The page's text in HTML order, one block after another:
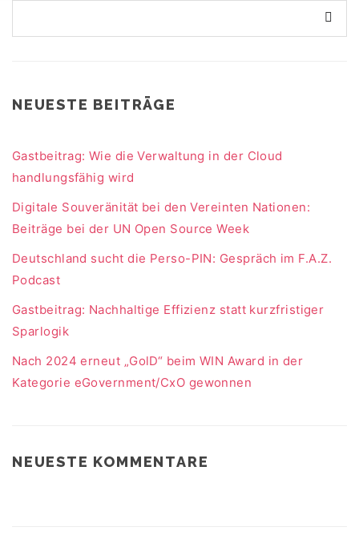
NEUESTE BEITRÄGE
Gastbeitrag: Wie die Verwaltung in der Cloud
handlungsfähig wird
Digitale Souveränität bei den Vereinten Nationen:
Beiträge bei der UN Open Source Week
Deutschland sucht die Perso-PIN: Gespräch im F.A.Z.
Podcast
Gastbeitrag: Nachhaltige Effizienz statt kurzfristiger
Sparlogik
Nach 2024 erneut „GolD“ beim WIN Award in der
Kategorie eGovernment/CxO gewonnen
NEUESTE KOMMENTARE